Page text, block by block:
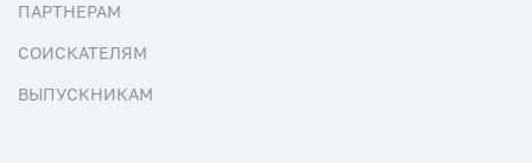
ПАРТНЕРАМ
СОИСКАТЕЛЯМ
ВЫПУСКНИКАМ